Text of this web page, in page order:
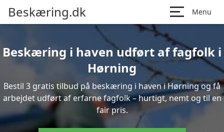
Beskæring.dk Menu
Beskæring i haven udført af fagfolk i
Hørning
Bestil 3 gratis tilbud på beskæring i haven i Hørning og få
arbejdet udført af erfarne fagfolk – hurtigt, nemt og til en
fair pris.